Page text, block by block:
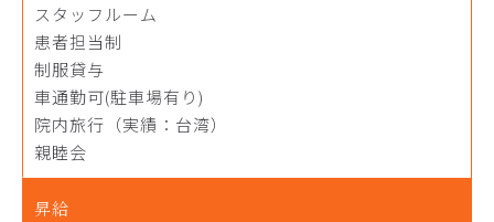
スタッフルーム
患者担当制
制服貸与
車通勤可(駐車場有り)
院内旅行（実績：台湾）
親睦会
昇給